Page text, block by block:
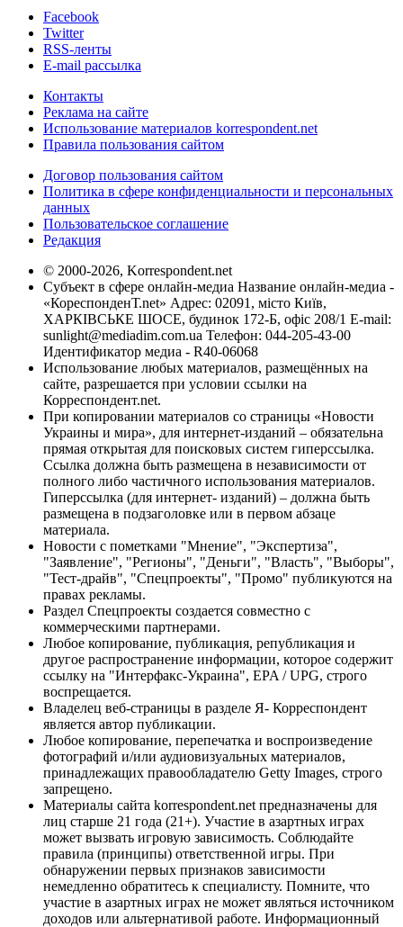
Facebook
Twitter
RSS-ленты
E-mail рассылка
Контакты
Реклама на сайте
Использование материалов korrespondent.net
Правила пользования сайтом
Договор пользования сайтом
Политика в сфере конфиденциальности и персональных
данных
Пользовательское соглашение
Редакция
© 2000-2026, Korrespondent.net
Субъект в сфере онлайн-медиа Название онлайн-медиа -
«КореспонденТ.net» Адрес: 02091, місто Київ,
ХАРКІВСЬКЕ ШОСЕ, будинок 172-Б, офіс 208/1 E-mail:
sunlight@mediadim.com.ua Телефон: 044-205-43-00
Идентификатор медиа - R40-06068
Использование любых материалов, размещённых на
сайте, разрешается при условии ссылки на
Корреспондент.net.
При копировании материалов со страницы «Новости
Украины и мира», для интернет-изданий – обязательна
прямая открытая для поисковых систем гиперссылка.
Ссылка должна быть размещена в независимости от
полного либо частичного использования материалов.
Гиперссылка (для интернет- изданий) – должна быть
размещена в подзаголовке или в первом абзаце
материала.
Новости с пометками "Мнение", "Экспертиза",
"Заявление", "Регионы", "Деньги", "Власть", "Выборы",
"Тест-драйв", "Спецпроекты", "Промо" публикуются на
правах рекламы.
Раздел Спецпроекты создается совместно с
коммерческими партнерами.
Любое копирование, публикация, републикация и
другое распространение информации, которое содержит
ссылку на "Интерфакс-Украина", EPA / UPG, строго
воспрещается.
Владелец веб-страницы в разделе Я- Корреспондент
является автор публикации.
Любое копирование, перепечатка и воспроизведение
фотографий и/или аудиовизуальных материалов,
принадлежащих правообладателю Getty Images, строго
запрещено.
Материалы сайта korrespondent.net предназначены для
лиц старше 21 года (21+). Участие в азартных играх
может вызвать игровую зависимость. Соблюдайте
правила (принципы) ответственной игры. При
обнаружении первых признаков зависимости
немедленно обратитесь к специалисту. Помните, что
участие в азартных играх не может являться источником
доходов или альтернативой работе. Информационный